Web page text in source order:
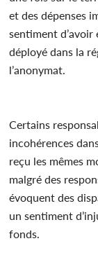
et des dépenses
sentiment
déployé dans la
l’anonymat.
Certains
incohérences
reçu les mêmes
malgré des
évoquent des
un sentiment
fonds.